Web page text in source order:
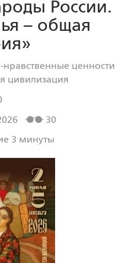
России.
– общая
ценности
цивилизация
30
3 минуты